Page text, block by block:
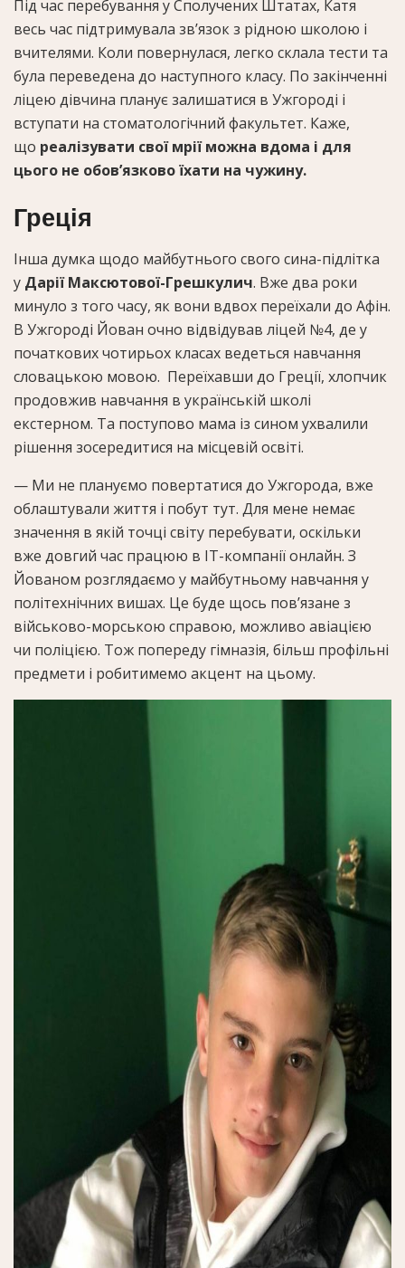
Під час перебування у Сполучених Штатах, Катя
весь час підтримувала зв’язок з рідною школою і
вчителями. Коли повернулася, легко склала тести та
була переведена до наступного класу. По закінченні
ліцею дівчина планує залишатися в Ужгороді і
вступати на стоматологічний факультет. Каже,
що реалізувати свої мрії можна вдома і для
цього не обов’язково їхати на чужину.
Греція
Інша думка щодо майбутнього свого сина-підлітка
у Дарії Максютової-Грешкулич. Вже два роки
минуло з того часу, як вони вдвох переїхали до Афін.
В Ужгороді Йован очно відвідував ліцей №4, де у
початкових чотирьох класах ведеться навчання
словацькою мовою. Переїхавши до Греції, хлопчик
продовжив навчання в українській школі
екстерном. Та поступово мама із сином ухвалили
рішення зосередитися на місцевій освіті.
— Ми не плануємо повертатися до Ужгорода, вже
облаштували життя і побут тут. Для мене немає
значення в якій точці світу перебувати, оскільки
вже довгий час працюю в ІТ-компанії онлайн. З
Йованом розглядаємо у майбутньому навчання у
політехнічних вишах. Це буде щось пов’язане з
військово-морською справою, можливо авіацією
чи поліцією. Тож попереду гімназія, більш профільні
предмети і робитимемо акцент на цьому.